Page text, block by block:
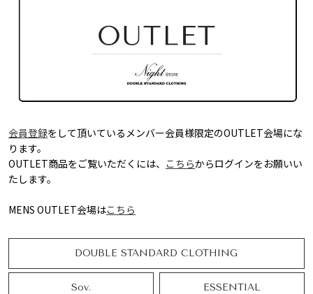
会員登録をして頂いているメンバー会員様限定のOUTLET会場にな
ります。
OUTLET商品をご覧いただくには、 こちらからログインをお願いい
たします。
MENS OUTLET会場はこちら
DOUBLE STANDARD CLOTHING
Sov. ESSENTIAL